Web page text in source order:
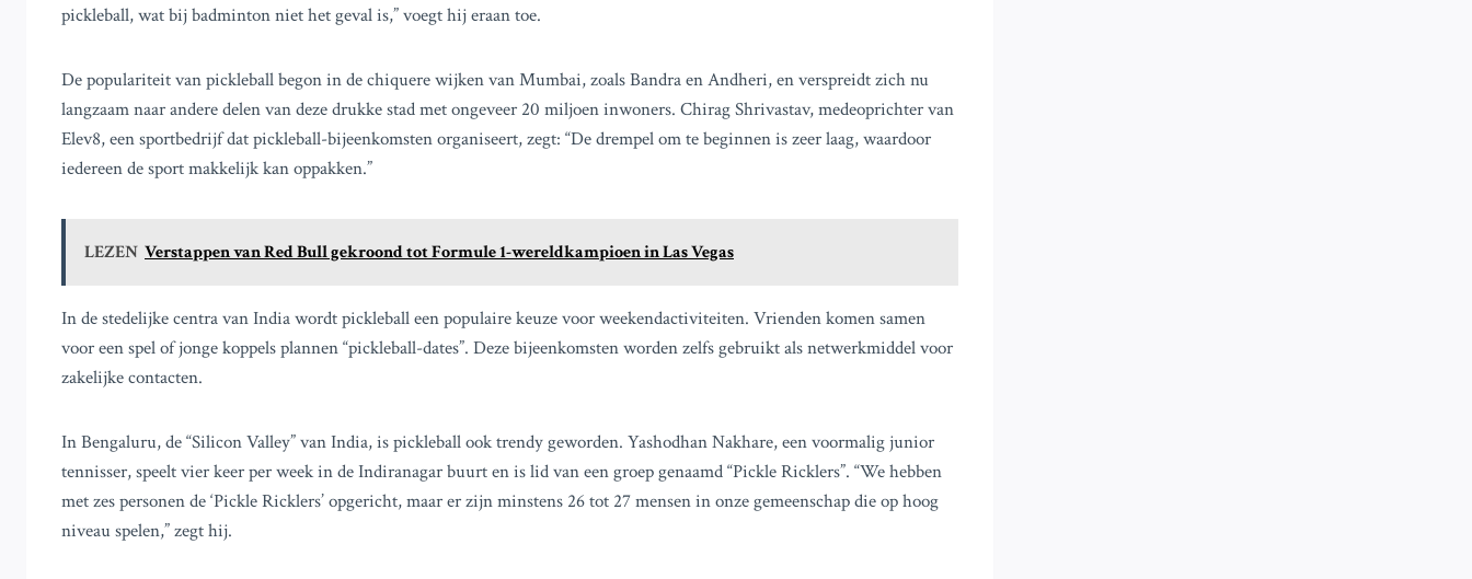
pickleball, wat bij badminton niet het geval is,” voegt hij eraan toe.
De populariteit van pickleball begon in de chiquere wijken van Mumbai, zoals Bandra en Andheri, en verspreidt zich nu
langzaam naar andere delen van deze drukke stad met ongeveer 20 miljoen inwoners. Chirag Shrivastav, medeoprichter van
Elev8, een sportbedrijf dat pickleball-bijeenkomsten organiseert, zegt: “De drempel om te beginnen is zeer laag, waardoor
iedereen de sport makkelijk kan oppakken.”
LEZEN Verstappen van Red Bull gekroond tot Formule 1-wereldkampioen in Las Vegas
In de stedelijke centra van India wordt pickleball een populaire keuze voor weekendactiviteiten. Vrienden komen samen
voor een spel of jonge koppels plannen “pickleball-dates”. Deze bijeenkomsten worden zelfs gebruikt als netwerkmiddel voor
zakelijke contacten.
In Bengaluru, de “Silicon Valley” van India, is pickleball ook trendy geworden. Yashodhan Nakhare, een voormalig junior
tennisser, speelt vier keer per week in de Indiranagar buurt en is lid van een groep genaamd “Pickle Ricklers”. “We hebben
met zes personen de ‘Pickle Ricklers’ opgericht, maar er zijn minstens 26 tot 27 mensen in onze gemeenschap die op hoog
niveau spelen,” zegt hij.